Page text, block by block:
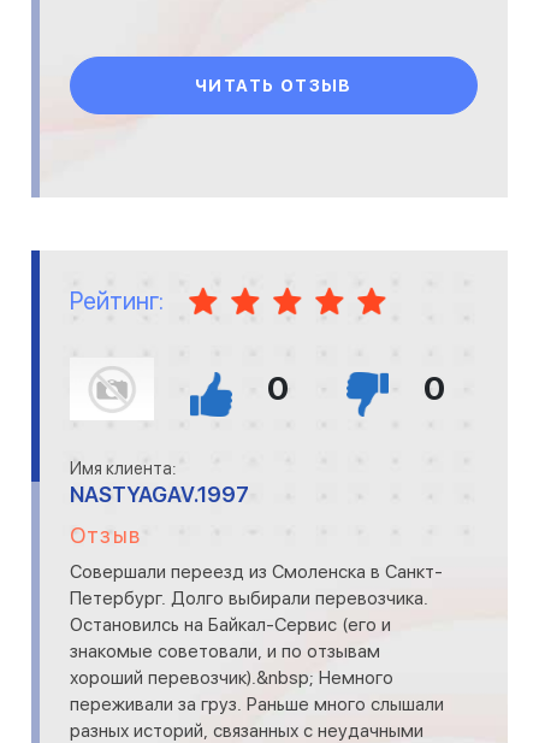
ЧИТАТЬ ОТЗЫВ
Рейтинг:
0 0
Имя клиента:
NASTYAGAV.1997
Отзыв
Совершали переезд из Смоленска в Санкт-
Петербург. Долго выбирали перевозчика.
Остановилсь на Байкал-Сервис (его и
знакомые советовали, и по отзывам
хороший перевозчик).&nbsp; Немного
переживали за груз. Раньше много слышали
разных историй, связанных с неудачными